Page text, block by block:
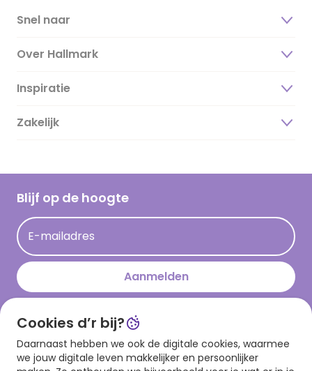
Snel naar
Over Hallmark
Over ons
Duurzaamheid
Hallmark Kaartclub
Acties
Persberichten
Inspiratie
Magazine
Cadeau inspiratie
Op kamp gedichten en versjes
Leuke en grappige op kamp teksten
kamppost inspiratie
Zakelijk
Blijf op de hoogte
E-mailadres
Aanmelden
Download onze app
Cookies d’r bij?
Daarnaast hebben we ook de digitale cookies, waarmee
we jouw digitale leven makkelijker en persoonlijker